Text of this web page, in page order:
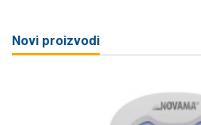
Novi proizvodi